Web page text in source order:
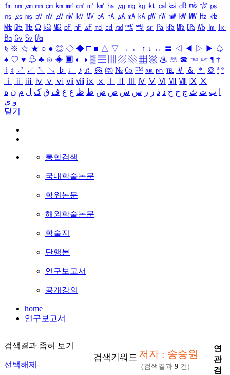
㎙ ㎚ ㎛ ㎜ ㎝ ㎞ ㎟ ㎠ ㎡ ㎢ ㏊ ㎍ ㎎ ㎏ ㏏ ㎈ ㎉ ㏈ ㎧ ㎨ ㎰
㎱ ㎲ ㎳ ㎴ ㎵ ㎶ ㎷ ㎸ ㎹ ㎀ ㎁ ㎂ ㎃ ㎄ ㎺ ㎻ ㎽ ㎾ ㎿ ㎐ ㎑
㎒ ㎓ ㎔ Ω ㏀ ㏁ ㎊ ㎋ ㎌ ㏖ ㏅ ㎭ ㎮ ㎯ ㏛ ㎩ ㎪ ㎫ ㎬ ㏝ ㏐
㏓
㏃ ㏉ ㏜ ㏆
§ ※ ☆ ★ ○ ● ◎ ◇ ◆ □ ■ △ ▽ → ← ↑ ↓ ↔ 〓 ◁ ◀ ▷ ▶ ♤
♠ ♡ ♥ ♧ ♣ ⊙ ◈ ▣ ◐ ◑ ▒ ▤ ▨ ▧ ▦ ▩ ♨ ☏ ☎ ☜ ☞ ¶ †
‡ ↕ ↗ ↙ ↖ ↘ ♭ ♩ ♪ ♬ ㉿ ㈜ № ㏇ ™ ㏂ ㏘ ℡ ＃ ＆ ＊ ＠ ª º
ⅰ
ⅱ ⅲ ⅳ ⅴ ⅵ ⅶ ⅷ ⅸ ⅹ Ⅳ Ⅴ Ⅵ Ⅶ Ⅷ Ⅸ Ⅹ
ب ت ث ج ح خ د ذ ر ز س ش ص ض ط ظ ع غ ف ق ک ل م ن ه
و ی
닫기
통합검색
국내학술논문
학위논문
해외학술논문
학술지
단행본
연구보고서
공개강의
home
연구보고서
검색결과 좁혀 보기
선택해제
검색키워드 저자 : 송승원
(검색결과 9 건)
연
관
검